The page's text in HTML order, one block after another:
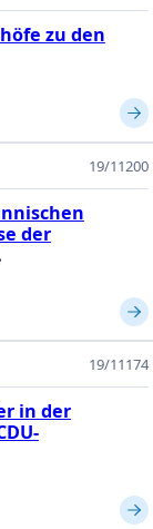
zu den
der
19/11200
in der
19/11174